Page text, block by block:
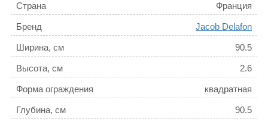
Страна Франция
Бренд Jacob Delafon
Ширина, см 90.5
Высота, см 2.6
Форма ограждения квадратная
Глубина, см 90.5